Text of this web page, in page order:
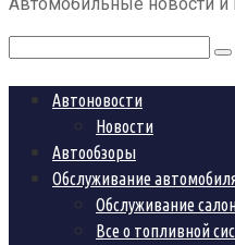
Поиск:
Автоновости
Новости
Автообзоры
Обслуживание
Обслуживание
Все о топливной